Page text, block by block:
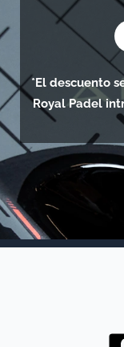
*El descuento
Royal Padel